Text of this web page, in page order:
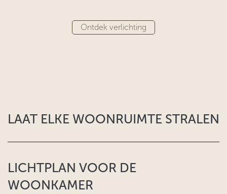
Ontdek verlichting
LAAT ELKE WOONRUIMTE STRALEN
LICHTPLAN VOOR DE
WOONKAMER